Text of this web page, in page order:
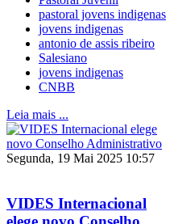
pastoral jovens indigenas
jovens indigenas
antonio de assis ribeiro
Salesiano
jovens indigenas
CNBB
Leia mais ...
Segunda, 19 Mai 2025 10:57
VIDES Internacional